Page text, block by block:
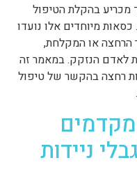
מכריע בהקלת הטיפול
מיוחדים אלו נועדו
הרחצה או המקלחת,
לאדם הנזקק. במאמר זה
רחצה בהקשר של טיפול
ניידות